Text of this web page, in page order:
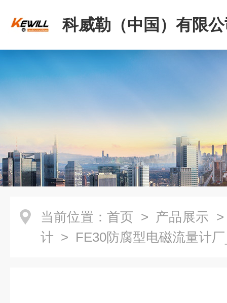
科威勒（中国）有限
当前位置： 首页 > 产品展示
计 > FE30防腐型电磁流量计